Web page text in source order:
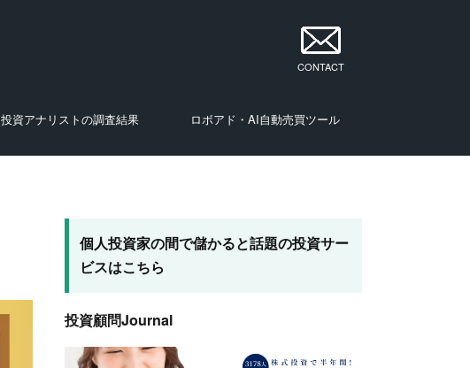
CONTACT
投資アナリストの調査結果
ロボアド・AI自動売買ツール
個人投資家の間で儲かると話題の投資サー
ビスはこちら
投資顧問Journal